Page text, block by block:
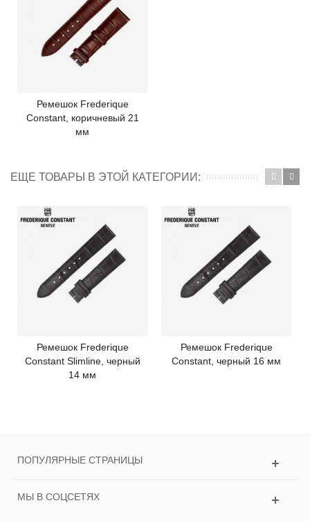
Ремешок Frederique
Constant, коричневый 21
мм
ЕЩЕ ТОВАРЫ В ЭТОЙ КАТЕГОРИИ:
Ремешок Frederique
Constant Slimline, черный
14 мм
Ремешок Frederique
Constant, черный 16 мм
ПОПУЛЯРНЫЕ СТРАНИЦЫ
МЫ В СОЦСЕТЯХ